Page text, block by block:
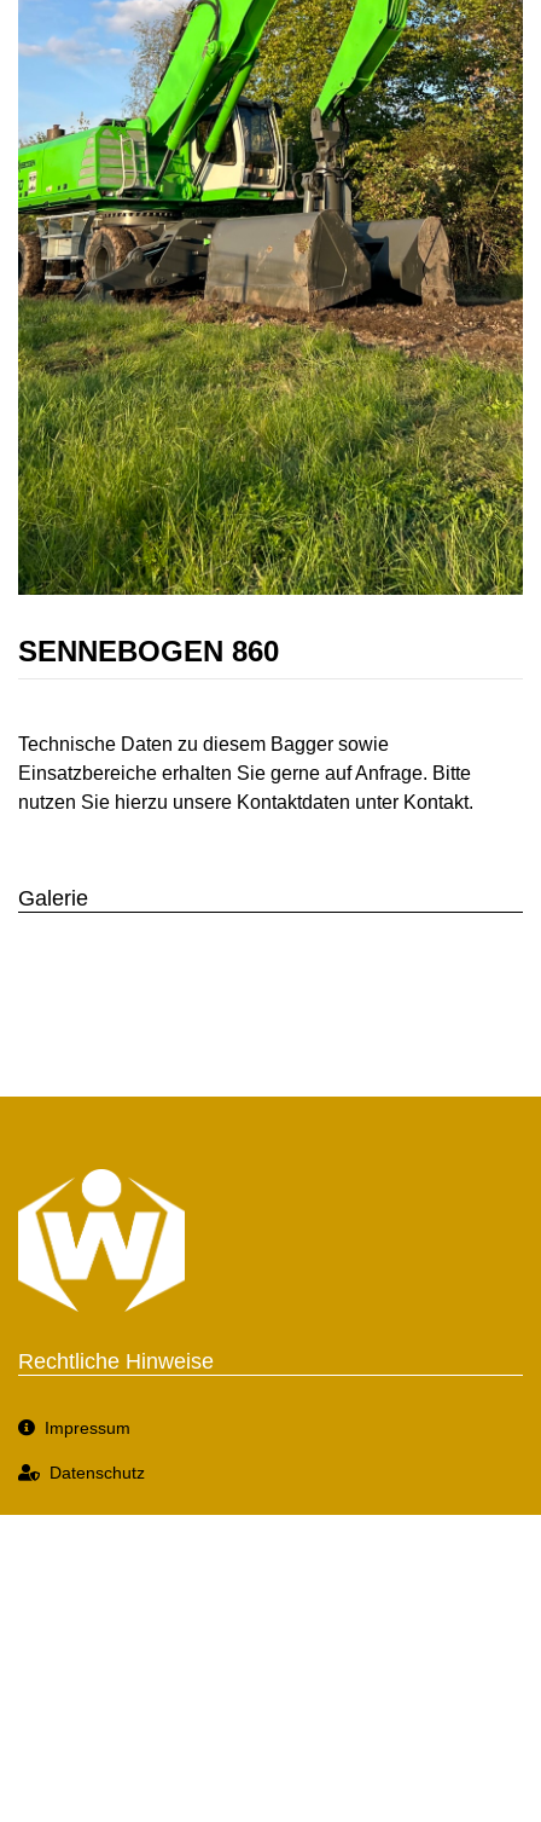
SENNEBOGEN 860
Technische Daten zu diesem Bagger sowie
Einsatzbereiche erhalten Sie gerne auf Anfrage. Bitte
nutzen Sie hierzu unsere Kontaktdaten unter Kontakt.
Galerie
Rechtliche Hinweise
Impressum
Datenschutz